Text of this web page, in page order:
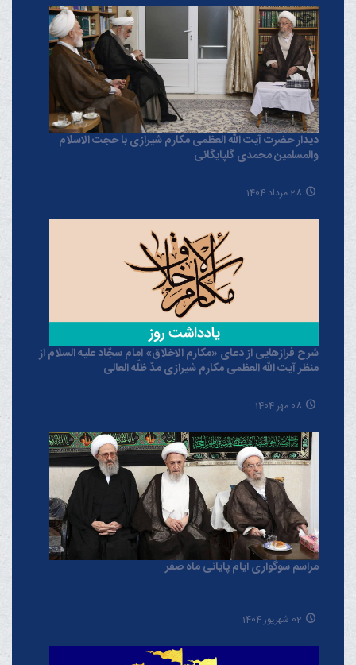
دیدار حضرت آیت الله العظمی مکارم شیرازی با حجت الاسلام
والمسلمین محمدی گلپایگانی
28 مرداد 1404
شرح فرازهایی از دعای «مکارم الاخلاق» امام سجّاد علیه السلام از
منظر آیت الله العظمی مکارم شیرازی مدّ ظلّه العالی
08 مهر 1404
مراسم سوگواری ایام پایانی ماه صفر
02 شهریور 1404